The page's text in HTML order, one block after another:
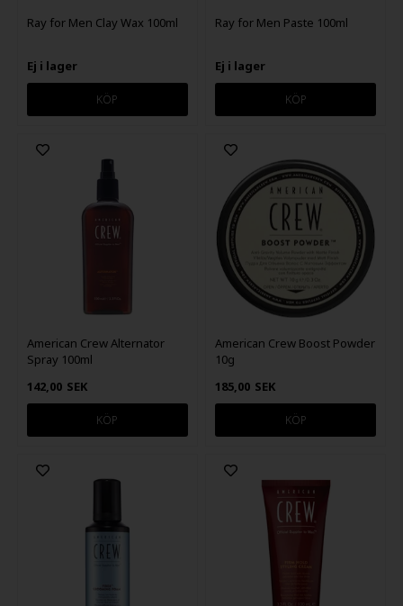
Ray for Men Clay Wax 100ml
Ej i lager
Ray for Men Paste 100ml
Ej i lager
American Crew Alternator
Spray 100ml
142,00 SEK
American Crew Boost Powder
10g
185,00 SEK